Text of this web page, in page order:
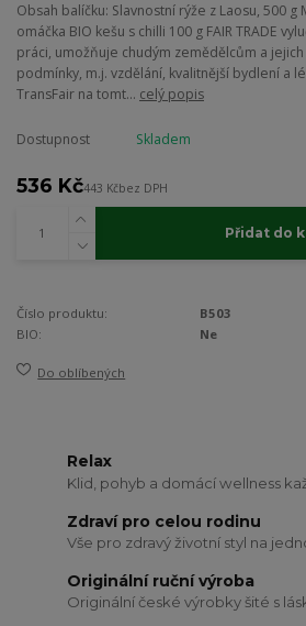
Obsah balíčku: Slavnostní rýže z Laosu, 500
omáčka BIO kešu s chilli 100 g FAIR TRADE
práci, umožňuje chudým zemědělcům a
podmínky, m.j. vzdělání, kvalitnější bydlení a
TransFair na tomt... celý popis
Dostupnost Skladem
536 Kč443 Kčbez DPH
Přidat do
Číslo produktu:
B503
BIO:
Ne
Do oblíbených
Relax
Klid, pohyb a domácí wellness
Zdraví pro celou rodinu
Vše pro zdravý životní styl na
Originální ruční výroba
Originální české výrobky šité s